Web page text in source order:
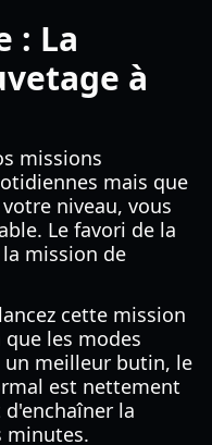
: La
à
missions
mais que
niveau, vous
Le favori de la
mission de
cette mission
que les modes
meilleur butin, le
est nettement
la
minutes.